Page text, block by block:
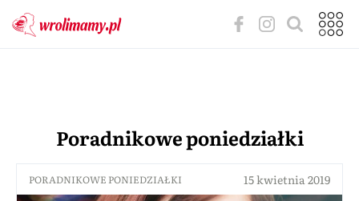
Poradnikowe poniedziałki
PORADNIKOWE PONIEDZIAŁKI 15 kwietnia 2019